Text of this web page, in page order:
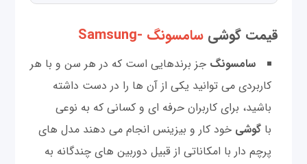
قیمت گوشی‌سامسونگ -Samsung
سامسونگ جز برندهایی است که در هر سن و با هر
کاربردی می توانید یکی از آن ها را در دست داشته
باشید، برای کاربران حرفه ای و کسانی که به نوعی
باگوشی خود کار و بیزینس انجام می دهند مدل های
پرچم دار با امکاناتی از قبیل دوربین های چندگانه به